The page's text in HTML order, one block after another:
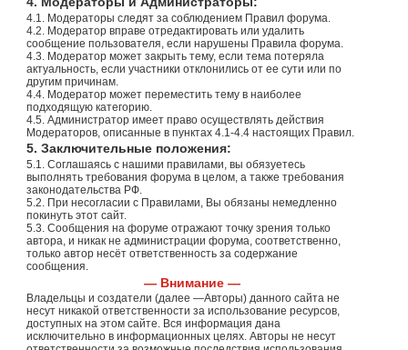
4.1. Модераторы следят за соблюдением Правил форума.
4.2. Модератор вправе отредактировать или удалить
сообщение пользователя, если нарушены Правила форума.
4.3. Модератор может закрыть тему, если тема потеряла
актуальность, если участники отклонились от ее сути или по
другим причинам.
4.4. Модератор может переместить тему в наиболее
подходящую категорию.
4.5. Администратор имеет право осуществлять действия
Модераторов, описанные в пунктах 4.1-4.4 настоящих Правил.
5. Заключительные положения:
5.1. Соглашаясь с нашими правилами, вы обязуетесь
выполнять требования форума в целом, а также требования
законодательства РФ.
5.2. При несогласии с Правилами, Вы обязаны немедленно
покинуть этот сайт.
5.3. Сообщения на форуме отражают точку зрения только
автора, и никак не администрации форума, соответственно,
только автор несёт ответственность за содержание
сообщения.
— Внимание —
Владельцы и создатели (далее —Авторы) данного сайта не
несут никакой ответственности за использование ресурсов,
доступных на этом сайте. Вся информация дана
исключительно в информационных целях. Авторы не несут